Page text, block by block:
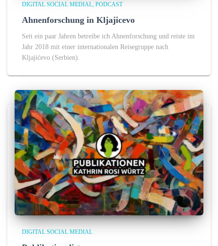
DIGITAL SOCIAL MEDIAL PODCAST
Ahnenforschung in Kljajicevo
Seit ein paar Jahren betreibe ich Ahnenforschung und reiste im
Jahr 2018 mit einer internationalen Reisegruppe nach
Kljajićevo (Serbien).
DIGITAL SOCIAL MEDIAL